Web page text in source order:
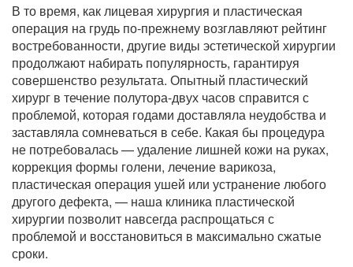
В то время, как лицевая хирургия и пластическая
операция на грудь по-прежнему возглавляют рейтинг
востребованности, другие виды эстетической хирургии
продолжают набирать популярность, гарантируя
совершенство результата. Опытный пластический
хирург в течение полутора-двух часов справится с
проблемой, которая годами доставляла неудобства и
заставляла сомневаться в себе. Какая бы процедура
не потребовалась — удаление лишней кожи на руках,
коррекция формы голени, лечение варикоза,
пластическая операция ушей или устранение любого
другого дефекта, — наша клиника пластической
хирургии позволит навсегда распрощаться с
проблемой и восстановиться в максимально сжатые
сроки.